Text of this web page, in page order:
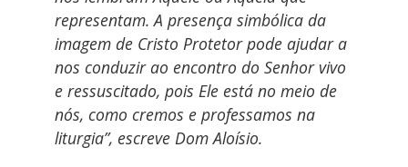
representam. A presença simbólica da
imagem de Cristo Protetor pode ajudar a
nos conduzir ao encontro do Senhor vivo
e ressuscitado, pois Ele está no meio de
nós, como cremos e professamos na
liturgia”, escreve Dom Aloísio.